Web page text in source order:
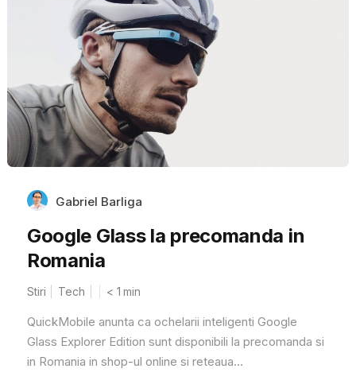
Gabriel Barliga
Google Glass la precomanda in
Romania
Stiri Tech < 1 min
QuickMobile anunta ca ochelarii inteligenti Google
Glass Explorer Edition sunt disponibili la precomanda si
in Romania in shop-ul online si reteaua...